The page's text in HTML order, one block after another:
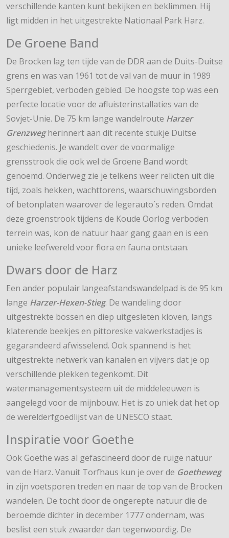
verschillende kanten kunt bekijken en beklimmen. Hij
ligt midden in het uitgestrekte Nationaal Park Harz.
De Groene Band
De Brocken lag ten tijde van de DDR aan de Duits-Duitse
grens en was van 1961 tot de val van de muur in 1989
Sperrgebiet, verboden gebied. De hoogste top was een
perfecte locatie voor de afluisterinstallaties van de
Sovjet-Unie. De 75 km lange wandelroute Harzer
Grenzwegherinnert aan dit recente stukje Duitse
geschiedenis. Je wandelt over de voormalige
grensstrook die ook wel de Groene Band wordt
genoemd. Onderweg zie je telkens weer relicten uit die
tijd, zoals hekken, wachttorens, waarschuwingsborden
of betonplaten waarover de legerauto´s reden. Omdat
deze groenstrook tijdens de Koude Oorlog verboden
terrein was, kon de natuur haar gang gaan en is een
unieke leefwereld voor flora en fauna ontstaan.
Dwars door de Harz
Een ander populair langeafstandswandelpad is de 95 km
lange Harzer-Hexen-Stieg. De wandeling door
uitgestrekte bossen en diep uitgesleten kloven, langs
klaterende beekjes en pittoreske vakwerkstadjes is
gegarandeerd afwisselend. Ook spannend is het
uitgestrekte netwerk van kanalen en vijvers dat je op
verschillende plekken tegenkomt. Dit
watermanagementsysteem uit de middeleeuwen is
aangelegd voor de mijnbouw. Het is zo uniek dat het op
de werelderfgoedlijst van de UNESCO staat.
Inspiratie voor Goethe
Ook Goethe was al gefascineerd door de ruige natuur
van de Harz. Vanuit Torfhaus kun je over de Goetheweg
in zijn voetsporen treden en naar de top van de Brocken
wandelen. De tocht door de ongerepte natuur die de
beroemde dichter in december 1777 ondernam, was
beslist een stuk zwaarder dan tegenwoordig. De